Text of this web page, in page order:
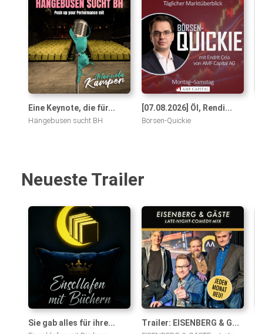
Eine Keynote, die für...
Hängebusen sucht BH
[07.08.2026] Öl, Rendi...
Börsen-Quickie
Neueste Trailer
Sie gab alles für ihre... Trailer: EISENBERG & G...